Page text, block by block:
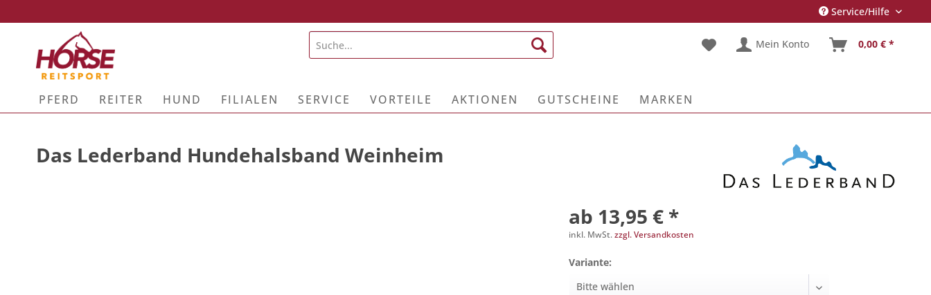
Service/Hilfe
Mein Konto 0,00 € *
PFERD REITER HUND FILIALEN SERVICE VORTEILE AKTIONEN GUTSCHEINE MARKEN
Das Lederband Hundehalsband Weinheim
ab 13,95 € *
inkl. MwSt.zzgl. Versandkosten
Variante: